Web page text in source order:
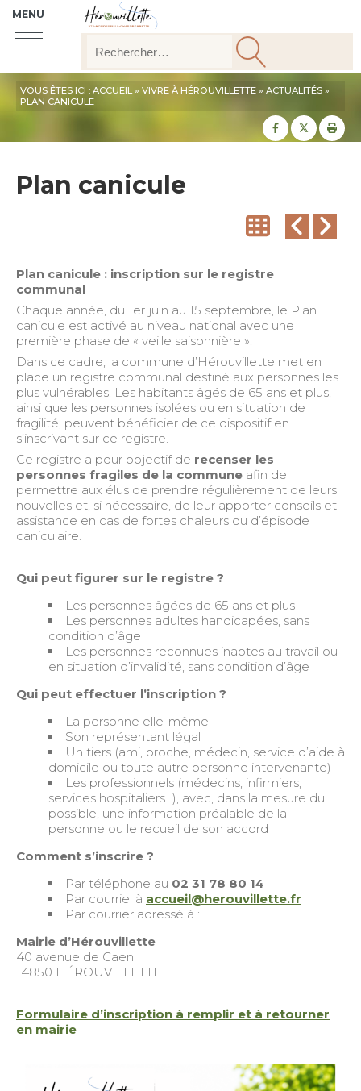
MENU
VOUS ÊTES ICI : ACCUEIL» VIVRE À HÉROUVILLETTE » ACTUALITÉS »
PLAN CANICULE
Partager sur
Plan canicule
Plan canicule : inscription sur le registre
communal
Chaque année, du 1er juin au 15 septembre, le Plan
canicule est activé au niveau national avec une
première phase de « veille saisonnière ».
Dans ce cadre, la commune d’Hérouvillette met en
place un registre communal destiné aux personnes les
plus vulnérables. Les habitants âgés de 65 ans et plus,
ainsi que les personnes isolées ou en situation de
fragilité, peuvent bénéficier de ce dispositif en
s’inscrivant sur ce registre.
Ce registre a pour objectif de recenser les
personnes fragiles de la commune afin de
permettre aux élus de prendre régulièrement de leurs
nouvelles et, si nécessaire, de leur apporter conseils et
assistance en cas de fortes chaleurs ou d’épisode
caniculaire.
Qui peut figurer sur le registre ?
Les personnes âgées de 65 ans et plus
Les personnes adultes handicapées, sans
condition d’âge
Les personnes reconnues inaptes au travail ou
en situation d’invalidité, sans condition d’âge
Qui peut effectuer l’inscription ?
La personne elle-même
Son représentant légal
Un tiers (ami, proche, médecin, service d’aide à
domicile ou toute autre personne intervenante)
Les professionnels (médecins, infirmiers,
services hospitaliers…), avec, dans la mesure du
possible, une information préalable de la
personne ou le recueil de son accord
Comment s’inscrire ?
Par téléphone au 02 31 78 80 14
Par courriel à accueil@herouvillette.fr
Par courrier adressé à :
Mairie d’Hérouvillette
40 avenue de Caen
14850 HÉROUVILLETTE
Formulaire d’inscription à remplir et à retourner
en mairie